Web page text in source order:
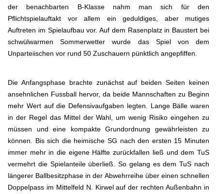
der benachbarten B-Klasse nahm man sich für den
Pflichtspielauftakt vor allem ein geduldiges, aber mutiges
Auftreten im Spielaufbau vor. Auf dem Rasenplatz in Baustert bei
schwülwarmen Sommerwetter wurde das Spiel von dem
Unparteiischen vor rund 50 Zuschauern pünktlich angepfiffen.
Die Anfangsphase brachte zunächst auf beiden Seiten keinen
ansehnlichen Fussball hervor, da beide Mannschaften zu Beginn
mehr Wert auf die Defensivaufgaben legten. Lange Bälle waren
in der Regel das Mittel der Wahl, um wenig Risiko eingehen zu
müssen und eine kompakte Grundordnung gewährleisten zu
können. Bis sich die heimische SG nach den ersten 15 Minuten
immer mehr in die eigene Hälfte zurückfallen ließ und dem TuS
vermehrt die Spielanteile überließ. So gelang es dem TuS nach
längerer Ballbesitzphase in der Abwehrreihe über einen schnellen
Doppelpass im Mittelfeld N. Kirwel auf der rechten Außenbahn in